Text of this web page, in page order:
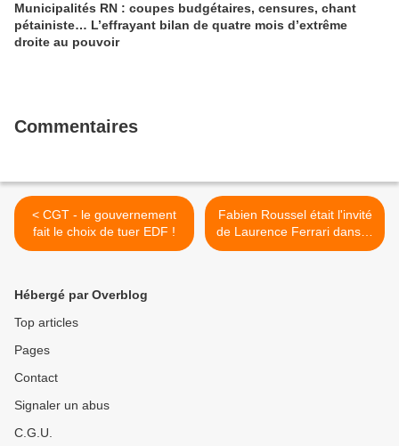
Municipalités RN : coupes budgétaires, censures, chant
pétainiste… L’effrayant bilan de quatre mois d’extrême
droite au pouvoir
Commentaires
< CGT - le gouvernement
fait le choix de tuer EDF !
Fabien Roussel était l'invité
de Laurence Ferrari dans la
matinale de CNEWS ce
Hébergé par Overblog
Top articles
Pages
Contact
Signaler un abus
C.G.U.